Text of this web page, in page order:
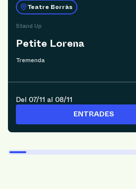
Teatre Borràs
Stand Up
Petite Lorena
Tremenda
Del 07/11 al 08/11
ENTRADES